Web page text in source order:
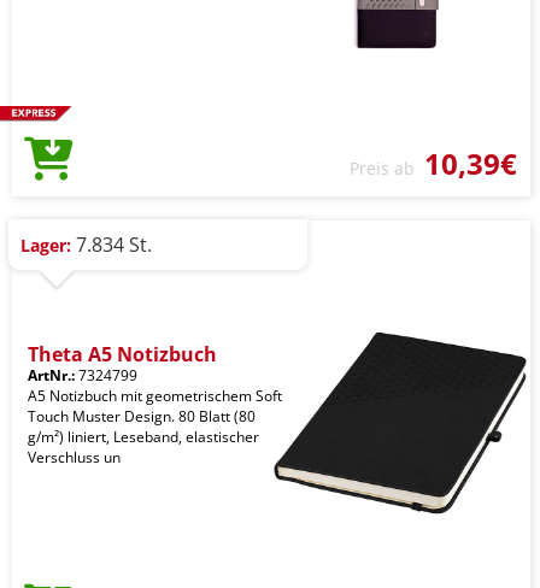
Preis ab 10,39€
Lager: 7.834 St.
Theta A5 Notizbuch
ArtNr.:7324799
A5 Notizbuch mit geometrischem Soft
Touch Muster Design. 80 Blatt (80
g/m²) liniert, Leseband, elastischer
Verschluss un